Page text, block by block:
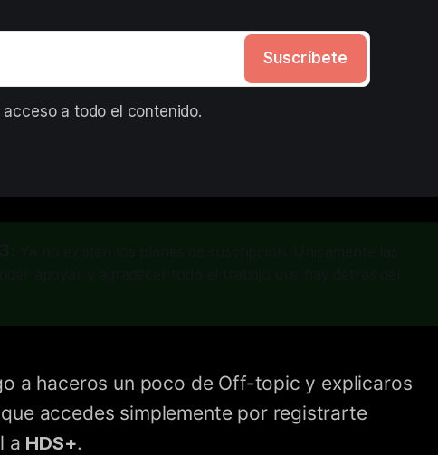
Suscríbete
acceso a todo el contenido.
a haceros un poco de Off-topic y explicaros
accedes simplemente por registrarte
a HDS+.